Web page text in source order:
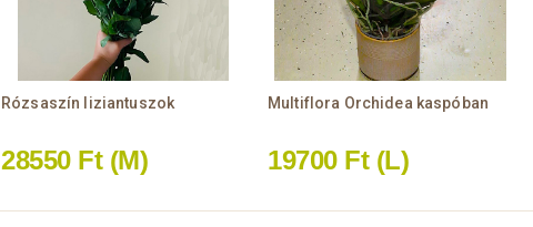
Rózsaszín liziantuszok
28550 Ft (M)
Multiflora Orchidea kaspóban
19700 Ft (L)